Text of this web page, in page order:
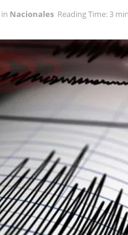
in Nacionales Reading Time: 3